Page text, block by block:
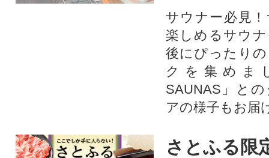
サウナー必見
楽しめるサウ
後にぴったり
クを集めま
SAUNAS」と
アの様子もお届
さとふる限